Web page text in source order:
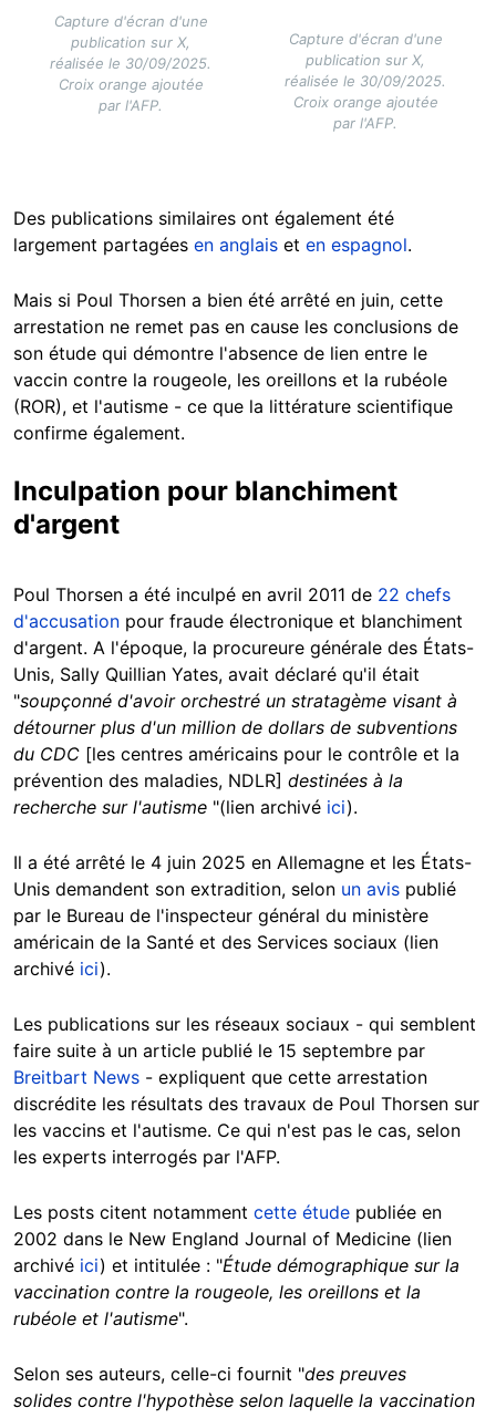
Capture d'écran d'une
publication sur X,
réalisée le 30/09/2025.
Croix orange ajoutée
par l'AFP.
Capture d'écran d'une
publication sur X,
réalisée le 30/09/2025.
Croix orange ajoutée
par l'AFP.
Des publications similaires ont également été
largement partagées en anglais et en espagnol.
Mais si Poul Thorsen a bien été arrêté en juin, cette
arrestation ne remet pas en cause les conclusions de
son étude qui démontre l'absence de lien entre le
vaccin contre la rougeole, les oreillons et la rubéole
(ROR), et l'autisme - ce que la littérature scientifique
confirme également.
Inculpation pour blanchiment
d'argent
Poul Thorsen a été inculpé en avril 2011 de 22 chefs
d'accusation pour fraude électronique et blanchiment
d'argent. A l'époque, la procureure générale des États-
Unis, Sally Quillian Yates, avait déclaré qu'il était
"soupçonné d'avoir orchestré un stratagème visant à
détourner plus d'un million de dollars de subventions
du CDC [les centres américains pour le contrôle et la
prévention des maladies, NDLR] destinées à la
recherche sur l'autisme "(lien archivé ici).
Il a été arrêté le 4 juin 2025 en Allemagne et les États-
Unis demandent son extradition, selon un avis publié
par le Bureau de l'inspecteur général du ministère
américain de la Santé et des Services sociaux (lien
archivé ici).
Les publications sur les réseaux sociaux - qui semblent
faire suite à un article publié le 15 septembre par
Breitbart News - expliquent que cette arrestation
discrédite les résultats des travaux de Poul Thorsen sur
les vaccins et l'autisme. Ce qui n'est pas le cas, selon
les experts interrogés par l'AFP.
Les posts citent notamment cette étude publiée en
2002 dans le New England Journal of Medicine (lien
archivé ici) et intitulée : "Étude démographique sur la
vaccination contre la rougeole, les oreillons et la
rubéole et l'autisme".
Selon ses auteurs, celle-ci fournit "des preuves
solides contre l'hypothèse selon laquelle la vaccination